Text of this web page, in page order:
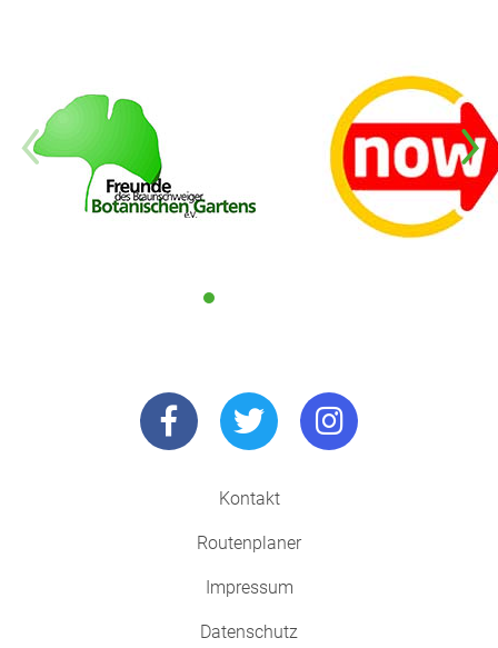
Kontakt
Routenplaner
Impressum
Datenschutz